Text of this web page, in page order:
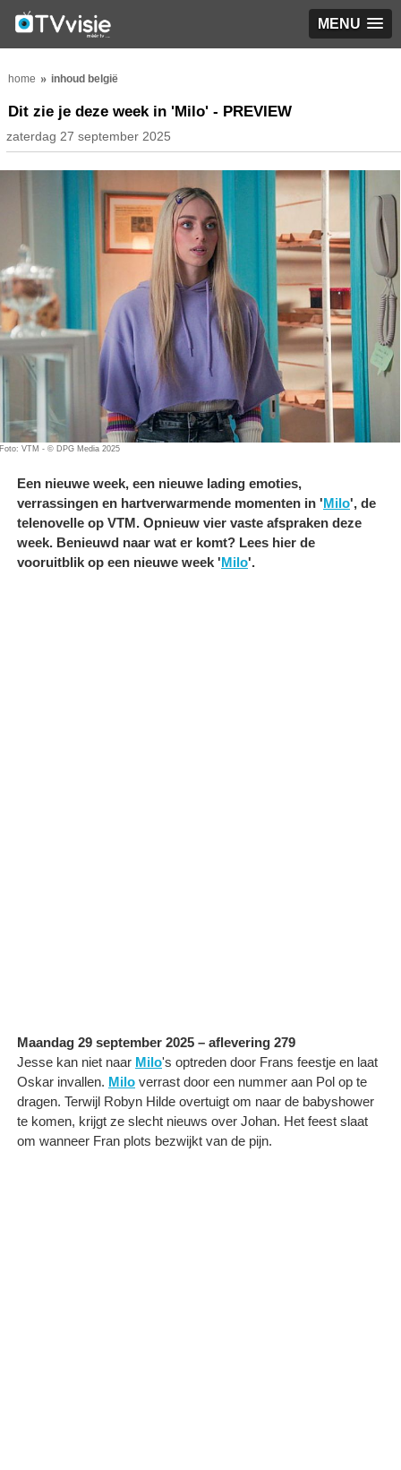
MENU
home inhoud belgië
Dit zie je deze week in 'Milo' - PREVIEW
zaterdag 27 september 2025
Foto: VTM - © DPG Media 2025
Een nieuwe week, een nieuwe lading emoties,
verrassingen en hartverwarmende momenten in 'Milo', de
telenovelle op VTM. Opnieuw vier vaste afspraken deze
week. Benieuwd naar wat er komt? Lees hier de
vooruitblik op een nieuwe week 'Milo'.
Maandag 29 september 2025 – aflevering 279
Jesse kan niet naar Milo's optreden door Frans feestje en laat
Oskar invallen. Milo verrast door een nummer aan Pol op te
dragen. Terwijl Robyn Hilde overtuigt om naar de babyshower
te komen, krijgt ze slecht nieuws over Johan. Het feest slaat
om wanneer Fran plots bezwijkt van de pijn.